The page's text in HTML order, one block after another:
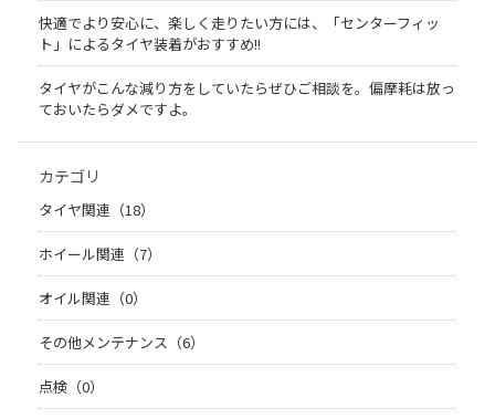
快適でより安心に、楽しく走りたい方には、「センターフィッ
ト」によるタイヤ装着がおすすめ!!
タイヤがこんな減り方をしていたらぜひご相談を。偏摩耗は放っ
ておいたらダメですよ。
カテゴリ
タイヤ関連（18）
ホイール関連（7）
オイル関連（0）
その他メンテナンス（6）
点検（0）